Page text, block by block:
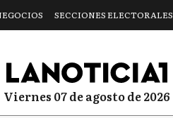
SECCIONES ELECTORALES
viernes 07 de agosto de 2026